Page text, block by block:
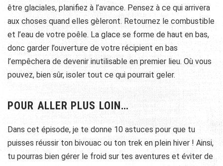
être glaciales, planifiez à l’avance. Pensez à ce qui arrivera
aux choses quand elles gèleront. Retournez le combustible
et l’eau de votre poêle. La glace se forme de haut en bas,
donc garder l’ouverture de votre récipient en bas
l’empêchera de devenir inutilisable en premier lieu. Où vous
pouvez, bien sûr, isoler tout ce qui pourrait geler.
POUR ALLER PLUS LOIN…
Dans cet épisode, je te donne 10 astuces pour que tu
puisses réussir ton bivouac ou ton trek en plein hiver ! Ainsi,
tu pourras bien gérer le froid sur tes aventures et éviter de